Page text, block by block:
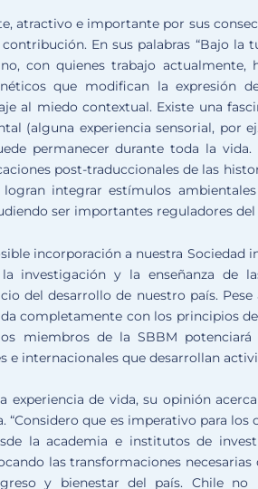
atractivo e importante por sus
En sus palabras “Bajo
con quienes trabajo actualmente,
que modifican la expresión
al miedo contextual. Existe una
(alguna experiencia sensorial, por
permanecer durante toda la
post-traduccionales de las
logran integrar estímulos
ser importantes reguladores
incorporación a nuestra Sociedad
investigación y la enseñanza de
del desarrollo de nuestro país.
completamente con los principios
miembros de la SBBM
e internacionales que desarrollan
experiencia de vida, su opinión
“Considero que es imperativo para
la academia e institutos de
las transformaciones
y bienestar del país. Chile